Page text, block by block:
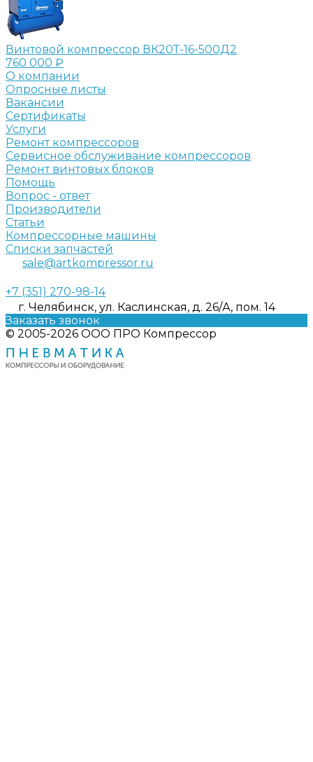
Винтовой компрессор ВК20Т-16-500Д2
760 000 ₽
О компании
Опросные листы
Вакансии
Сертификаты
Услуги
Ремонт компрессоров
Сервисное обслуживание компрессоров
Ремонт винтовых блоков
Помощь
Вопрос - ответ
Производители
Статьи
Компрессорные машины
Списки запчастей
sale@artkompressor.ru
+7 (351) 270-98-14
г. Челябинск, ул. Каслинская, д. 26/А, пом. 14
Заказать звонок
© 2005-2026 ООО ПРО Компрессор